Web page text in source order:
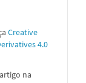
Creative
4.0
na